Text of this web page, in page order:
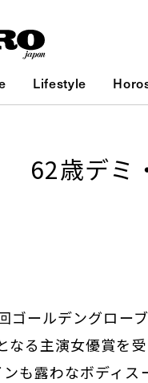
Lifestyle
62歳デミ
ゴールデングロー
なる主演女優賞を
も露わなボディス